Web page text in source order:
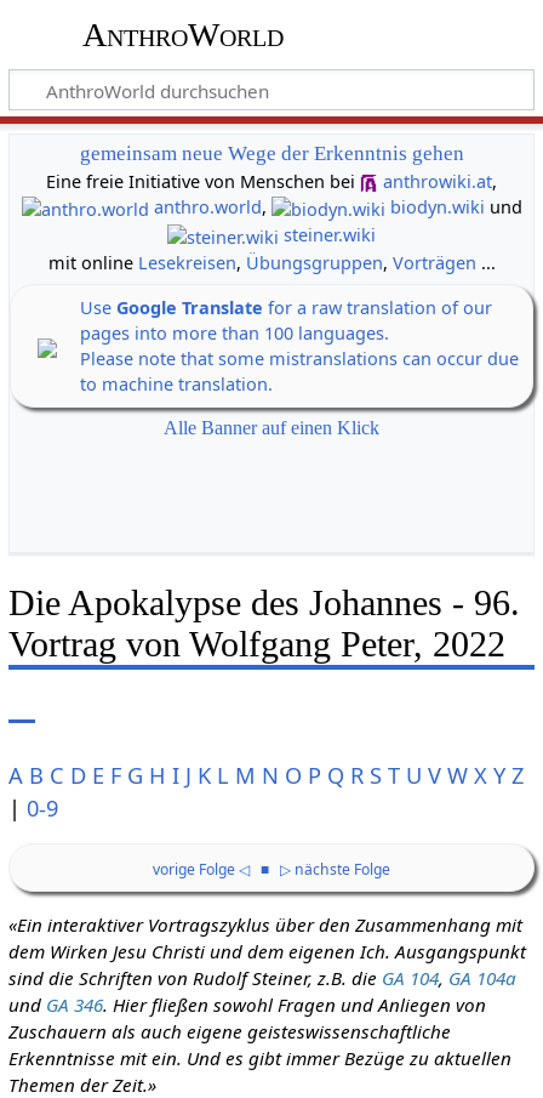
AnthroWorld
gemeinsam neue Wege der Erkenntnis gehen
Eine freie Initiative von Menschen bei
anthrowiki.at,
anthro.world, biodyn.wiki und
steiner.wiki
mit online Lesekreisen, Übungsgruppen, Vorträgen ...
Use Google Translate for a raw translation of our
pages into more than 100 languages.
Please note that some mistranslations can occur due
to machine translation.
Alle Banner auf einen Klick
Die Apokalypse des Johannes - 96.
Vortrag von Wolfgang Peter, 2022
A B C D E F G H I J K L M N O P Q R S T U V W X Y Z
| 0-9
vorige Folge ◁ ■ ▷ nächste Folge
«Ein interaktiver Vortragszyklus über den Zusammenhang mit
dem Wirken Jesu Christi und dem eigenen Ich. Ausgangspunkt
sind die Schriften von Rudolf Steiner, z.B. die GA 104, GA 104a
und GA 346. Hier fließen sowohl Fragen und Anliegen von
Zuschauern als auch eigene geisteswissenschaftliche
Erkenntnisse mit ein. Und es gibt immer Bezüge zu aktuellen
Themen der Zeit.»